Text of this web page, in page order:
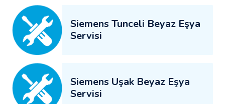
Siemens Tunceli Beyaz Eşya
Servisi
Siemens Uşak Beyaz Eşya
Servisi